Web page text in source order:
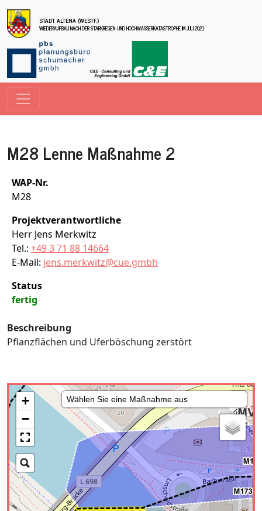
Direkt zum Inhalt
STADT ALTENA (WESTF.)
WIEDERAUFBAU NACH DER STARKREGEN- UND HOCHWASSERKATASTROPHE IM JULI 2021
M28 Lenne Maßnahme 2
WAP-Nr.
M28
Projektverantwortliche
Herr Jens Merkwitz
Tel.: +49 3 71 88 14664
E-Mail: jens.merkwitz@cue.gmbh
Status
fertig
Beschreibung
Pflanzflächen und Uferböschung zerstört